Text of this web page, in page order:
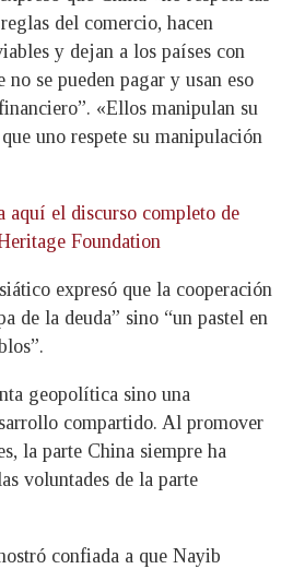
del comercio, hacen
y dejan a los países con
no se pueden pagar y usan eso
«Ellos manipulan su
uno respete su manipulación
aquí el discurso completo de
Foundation
expresó que la cooperación
de la deuda” sino “un pastel en
geopolítica sino una
compartido. Al promover
la parte China siempre ha
voluntades de la parte
confiada a que Nayib